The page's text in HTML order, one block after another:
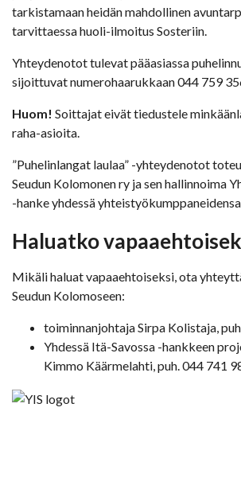
tarkistamaan heidän mahdollinen
tarvittaessa huoli-ilmoitus Sosteriin.
Yhteydenotot tulevat pääasiassa
sijoittuvat numerohaarukkaan 044 759
Huom! Soittajat eivät tiedustele
raha-asioita.
”Puhelinlangat laulaa” -yhteydenotot
Seudun Kolomonen ry ja sen hallinnoima
-hanke yhdessä
Haluatko
Mikäli haluat vapaaehtoiseksi, ota
Seudun Kolomoseen:
toiminnanjohtaja Sirpa Kolistaja,
Yhdessä Itä-Savossa -hankkeen
Kimmo Käärmelahti, puh. 044 741